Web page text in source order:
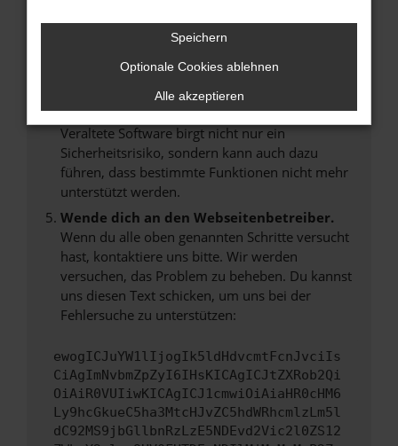
Das kann manchmal helfen, vorübergehende
Probleme zu beheben.
Stelle sicher, dass dein Browser und dein
Betriebssystem auf dem neuesten Stand
sind.
Veraltete Software birgt nicht nur ein
Sicherheitsrisiko, sondern kann auch dazu
führen, dass bestimmte Funktionen nicht mehr
unterstützt werden.
Wende dich an den Webseitenbetreiber.
Wenn du alle oben genannten Schritte versucht
hast, kontaktiere uns bitte. Wir werden
versuchen, das Problem zu beheben. Du kannst
uns diesen Text schicken, um uns bei der
Fehlersuche zu unterstützen:
ewogICJuYW1lIjogIk5ldHdvcmtFcnJvciIs
CiAgImNvbmZpZyI6IHsKICAgICJtZXRob2Qi
OiAiR0VUIiwKICAgICJ1cmwiOiAiaHR0cHM6
Ly9hcGkueC5ha3MtcHJvZC5hdWRhcmlzLm5l
dC92MS9jbGllbnRzLzE5NDEvd2Vic2l0ZS12
Speichern
Optionale Cookies ablehnen
Alle akzeptieren